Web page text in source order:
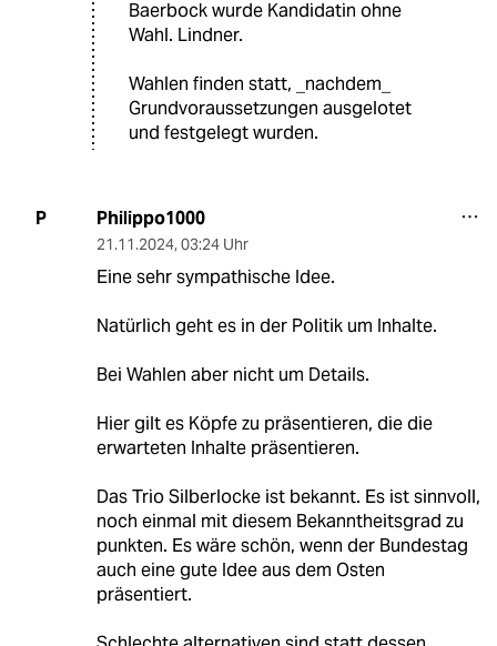
Baerbock wurde Kandidatin ohne
Wahl. Lindner.
Wahlen finden statt, _nachdem_
Grundvoraussetzungen ausgelotet
und festgelegt wurden.
P Philippo1000
21.11.2024, 03:24 Uhr
Eine sehr sympathische Idee.
Natürlich geht es in der Politik um Inhalte.
Bei Wahlen aber nicht um Details.
Hier gilt es Köpfe zu präsentieren, die die
erwarteten Inhalte präsentieren.
Das Trio Silberlocke ist bekannt. Es ist sinnvoll,
noch einmal mit diesem Bekanntheitsgrad zu
punkten. Es wäre schön, wenn der Bundestag
auch eine gute Idee aus dem Osten
präsentiert.